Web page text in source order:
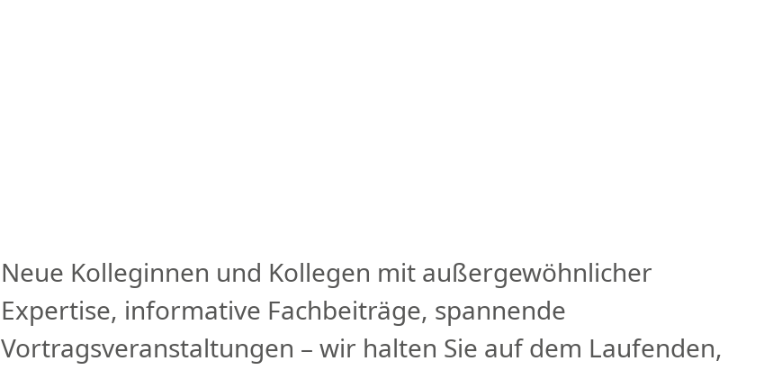
Neue Kolleginnen und Kollegen mit außergewöhnlicher
Expertise, informative Fachbeiträge, spannende
Vortragsveranstaltungen – wir halten Sie auf dem Laufenden,